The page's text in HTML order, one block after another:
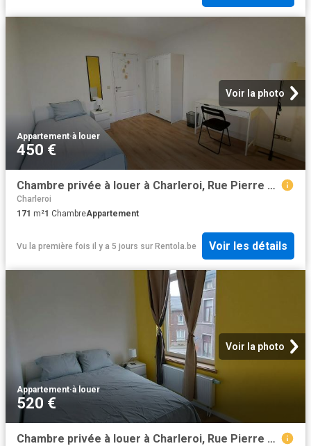
Voir la photo
Appartement·à louer
450 €
Chambre privée à louer à Charleroi, Rue Pierre Hans
Charleroi
171 m²1 ChambreAppartement
Vu la première fois il y a 5 jours sur Rentola.be Voir les détails
Voir la photo
Appartement·à louer
520 €
Chambre privée à louer à Charleroi, Rue Pierre Hans